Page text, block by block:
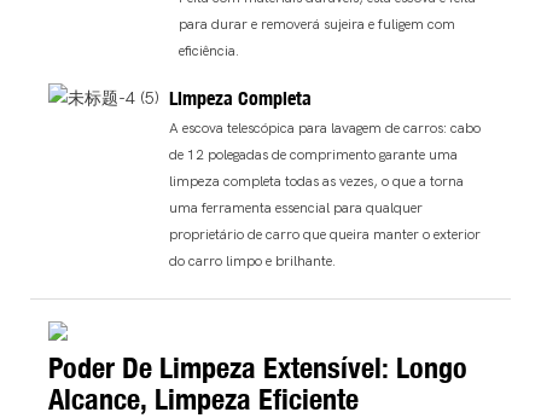
para durar e removerá sujeira e fuligem com
eficiência.
Limpeza Completa
A escova telescópica para lavagem de carros: cabo
de 12 polegadas de comprimento garante uma
limpeza completa todas as vezes, o que a torna
uma ferramenta essencial para qualquer
proprietário de carro que queira manter o exterior
do carro limpo e brilhante.
Poder De Limpeza Extensível: Longo
Alcance, Limpeza Eficiente